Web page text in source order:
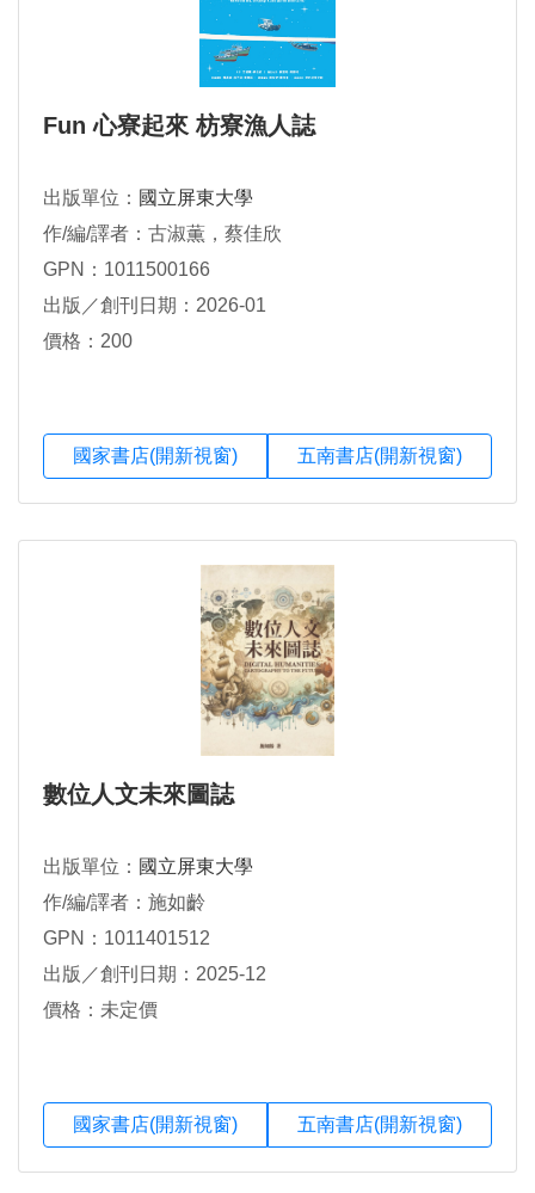
Fun 心寮起來 枋寮漁人誌
出版單位： 國立屏東大學
作/編/譯者：古淑薫，蔡佳欣
GPN：1011500166
出版／創刊日期：2026-01
價格：200
國家書店(開新視窗) 五南書店(開新視窗)
數位人文未來圖誌
出版單位： 國立屏東大學
作/編/譯者：施如齡
GPN：1011401512
出版／創刊日期：2025-12
價格：未定價
國家書店(開新視窗) 五南書店(開新視窗)